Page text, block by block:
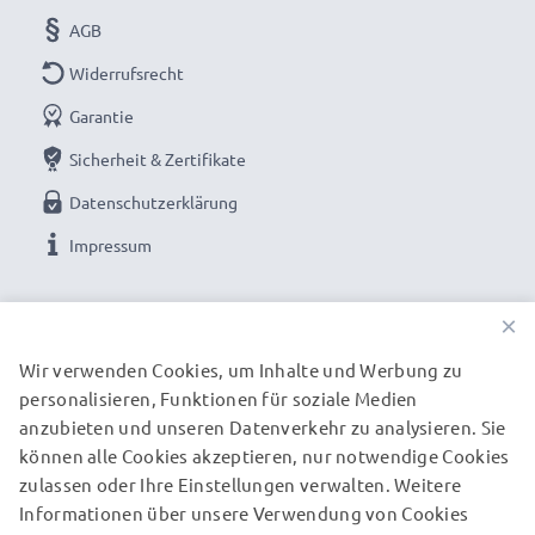
AGB
Widerrufsrecht
Garantie
Sicherheit & Zertifikate
Datenschutzerklärung
Impressum
UNSERE VERSANDPARTNER
© subtel.de 2026
Alle Preise verstehen sich inklusive Mehrwertsteuer und
×
Wir verwenden Cookies, um Inhalte und Werbung zu
personalisieren, Funktionen für soziale Medien
anzubieten und unseren Datenverkehr zu analysieren. Sie
können alle Cookies akzeptieren, nur notwendige Cookies
zulassen oder Ihre Einstellungen verwalten. Weitere
Informationen über unsere Verwendung von Cookies